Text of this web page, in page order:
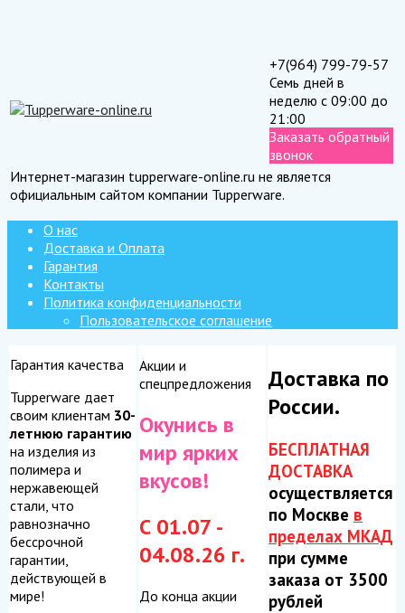
+7(964) 799-79-57
Семь дней в
неделю с 09:00 до
21:00
Заказать обратный
звонок
Интернет-магазин tupperware-online.ru не является
официальным сайтом компании Tupperware.
О нас
Доставка и Оплата
Гарантия
Контакты
Политика конфиденциальности
Пользовательское соглашение
Гарантия качества
Tupperware дает
своим клиентам 30-
летнюю гарантию
на изделия из
полимера и
нержавеющей
стали, что
равнозначно
бессрочной
гарантии,
действующей в
мире!
Акции и
спецпредложения
Окунись в
мир ярких
вкусов!
С 01.07 -
04.08.26 г.
До конца акции
Доставка по
России.
БЕСПЛАТНАЯ
ДОСТАВКА
осуществляется
по Москве в
пределах МКАД
при сумме
заказа от 3500
рублей